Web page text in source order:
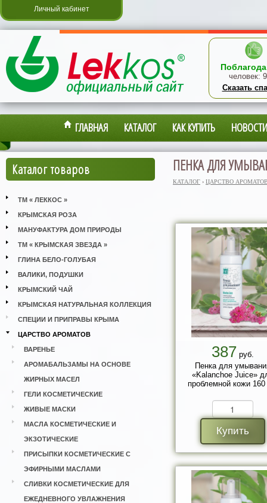
Личный кабинет
человек:
Сказать
ГЛАВНАЯ КАТАЛОГ КАК КУПИТЬ НОВОСТИ
Каталог товаров
ТМ « ЛЕККОС »
КРЫМСКАЯ РОЗА
МАНУФАКТУРА ДОМ ПРИРОДЫ
ТМ « КРЫМСКАЯ ЗВЕЗДА »
ГЛИНА БЕЛО-ГОЛУБАЯ
ВАЛИКИ, ПОДУШКИ
КРЫМСКИЙ ЧАЙ
КРЫМСКАЯ НАТУРАЛЬНАЯ КОЛЛЕКЦИЯ
СПЕЦИИ И ПРИПРАВЫ КРЫМА
ЦАРСТВО АРОМАТОВ
ВАРЕНЬЕ
АРОМАБАЛЬЗАМЫ НА ОСНОВЕ
ЖИРНЫХ МАСЕЛ
ГЕЛИ КОСМЕТИЧЕСКИЕ
ЖИВЫЕ МАСКИ
МАСЛА КОСМЕТИЧЕСКИЕ И
ЭКЗОТИЧЕСКИЕ
ПРИСЫПКИ КОСМЕТИЧЕСКИЕ С
ЭФИРНЫМИ МАСЛАМИ
СЛИВКИ КОСМЕТИЧЕСКИЕ ДЛЯ
ЕЖЕДНЕВНОГО УВЛАЖНЕНИЯ
ПЕНКА ДЛЯ
КАТАЛОГ › ЦАРСТВО
387 руб.
Пенка для
«Kalanchoe Juice»
проблемной кожи 160
Купить